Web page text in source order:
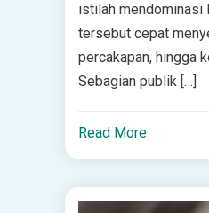
istilah mendominasi
tersebut cepat
percakapan, hingga
Sebagian publik […]
Read More